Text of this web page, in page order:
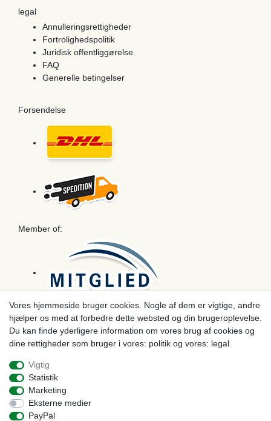
legal
Annulleringsrettigheder
Fortrolighedspolitik
Juridisk offentliggørelse
FAQ
Generelle betingelser
Forsendelse
Member of:
Betaling
Vores hjemmeside bruger cookies. Nogle af dem er vigtige, andre
hjælper os med at forbedre dette websted og din brugeroplevelse.
Du kan finde yderligere information om vores brug af cookies og
dine rettigheder som bruger i vores: politik og vores: legal.
Vigtig
Statistik
Marketing
Eksterne medier
PayPal